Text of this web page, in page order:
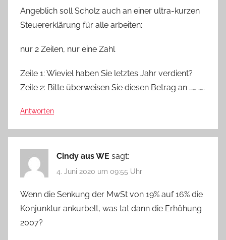
Angeblich soll Scholz auch an einer ultra-kurzen
Steuererklärung für alle arbeiten:
nur 2 Zeilen, nur eine Zahl
Zeile 1: Wieviel haben Sie letztes Jahr verdient?
Zeile 2: Bitte überweisen Sie diesen Betrag an ………….
Antworten
Cindy aus WE sagt:
4. Juni 2020 um 09:55 Uhr
Wenn die Senkung der MwSt von 19% auf 16% die
Konjunktur ankurbelt, was tat dann die Erhöhung
2007?